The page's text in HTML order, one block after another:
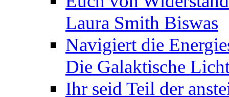
Laura Smith Biswas
Navigiert die
Die Galaktische
Ihr seid Teil der